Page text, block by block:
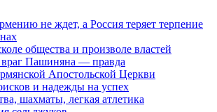
не ждет, а Россия теряет терпение
общества и произволе властей
Пашиняна — правда
Апостольской Церкви
и надежды на успех
шахматы, легкая атлетика